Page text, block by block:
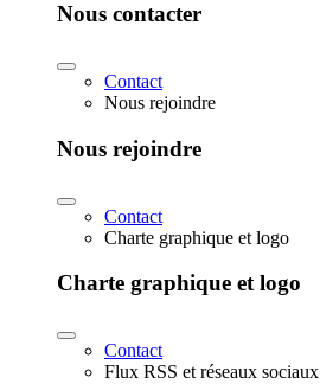
Nous contacter
Contact
Nous rejoindre
Nous rejoindre
Contact
Charte graphique et logo
Charte graphique et logo
Contact
Flux RSS et réseaux sociaux